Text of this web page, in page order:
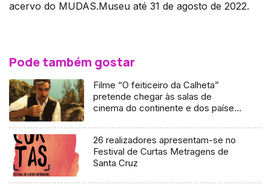
acervo do MUDAS.Museu até 31 de agosto de 2022.
Pode também gostar
Filme “O feiticeiro da Calheta”
pretende chegar às salas de
cinema do continente e dos países
26 realizadores apresentam-se no
Festival de Curtas Metragens de
Santa Cruz